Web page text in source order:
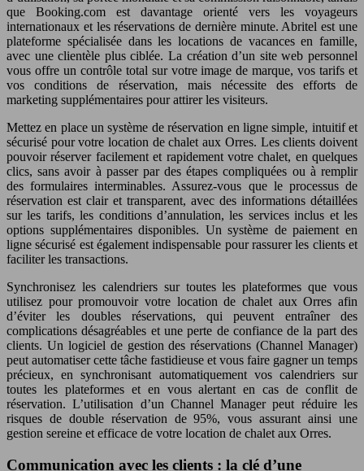
que Booking.com est davantage orienté vers les voyageurs
internationaux et les réservations de dernière minute. Abritel est une
plateforme spécialisée dans les locations de vacances en famille,
avec une clientèle plus ciblée. La création d’un site web personnel
vous offre un contrôle total sur votre image de marque, vos tarifs et
vos conditions de réservation, mais nécessite des efforts de
marketing supplémentaires pour attirer les visiteurs.
Mettez en place un système de réservation en ligne simple, intuitif et
sécurisé pour votre location de chalet aux Orres. Les clients doivent
pouvoir réserver facilement et rapidement votre chalet, en quelques
clics, sans avoir à passer par des étapes compliquées ou à remplir
des formulaires interminables. Assurez-vous que le processus de
réservation est clair et transparent, avec des informations détaillées
sur les tarifs, les conditions d’annulation, les services inclus et les
options supplémentaires disponibles. Un système de paiement en
ligne sécurisé est également indispensable pour rassurer les clients et
faciliter les transactions.
Synchronisez les calendriers sur toutes les plateformes que vous
utilisez pour promouvoir votre location de chalet aux Orres afin
d’éviter les doubles réservations, qui peuvent entraîner des
complications désagréables et une perte de confiance de la part des
clients. Un logiciel de gestion des réservations (Channel Manager)
peut automatiser cette tâche fastidieuse et vous faire gagner un temps
précieux, en synchronisant automatiquement vos calendriers sur
toutes les plateformes et en vous alertant en cas de conflit de
réservation. L’utilisation d’un Channel Manager peut réduire les
risques de double réservation de 95%, vous assurant ainsi une
gestion sereine et efficace de votre location de chalet aux Orres.
Communication avec les clients : la clé d’une